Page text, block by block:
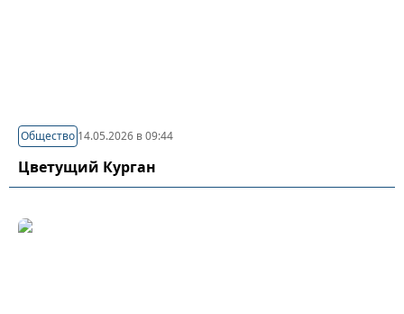
Общество 14.05.2026 в 09:44
Цветущий Курган